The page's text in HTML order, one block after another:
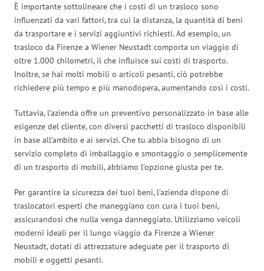
È importante sottolineare che i costi di un trasloco sono
influenzati da vari fattori, tra cui la distanza, la quantità di beni
da trasportare e i servizi aggiuntivi richiesti. Ad esempio, un
trasloco da Firenze a Wiener Neustadt comporta un viaggio di
oltre 1.000 chilometri, il che influisce sui costi di trasporto.
Inoltre, se hai molti mobili o articoli pesanti, ciò potrebbe
richiedere più tempo e più manodopera, aumentando così i costi.
Tuttavia, l’azienda offre un preventivo personalizzato in base alle
esigenze del cliente, con diversi pacchetti di trasloco disponibili
in base all’ambito e ai servizi. Che tu abbia bisogno di un
servizio completo di imballaggio e smontaggio o semplicemente
di un trasporto di mobili, abbiamo l’opzione giusta per te.
Per garantire la sicurezza dei tuoi beni, l’azienda dispone di
traslocatori esperti che maneggiano con cura i tuoi beni,
assicurandosi che nulla venga danneggiato. Utilizziamo veicoli
moderni ideali per il lungo viaggio da Firenze a Wiener
Neustadt, dotati di attrezzature adeguate per il trasporto di
mobili e oggetti pesanti.